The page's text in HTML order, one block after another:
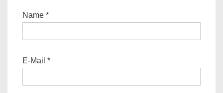
Name *
E-Mail *